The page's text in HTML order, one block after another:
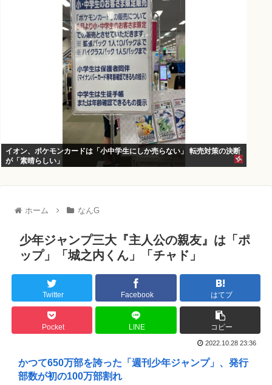
イオン、ポケモンカードは「小中学生にしか売らない」 転売対策の決断
が「素晴らしい」
ホーム なんG
少年ジャンプ三大『主人公の親友』は「ポ
ップ」「城之内くん」「チャド」
Twitter Facebook はてブ
Pocket LINE コピー
2022.10.28 23:36
かつて650万部を誇った「週刊少年ジャンプ」、発行
部数が初の100万部割れ